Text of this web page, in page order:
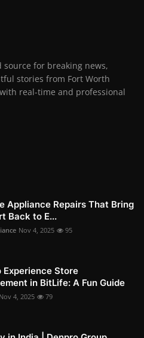
source for breaking news,
stories from Fort Worth
real-time and professional
Appliance Repairs That Bring
Back to E...
Nov 4, 2025 95
Experience Store
in BitLife: A Fun Guide
Nov 4, 2025 79